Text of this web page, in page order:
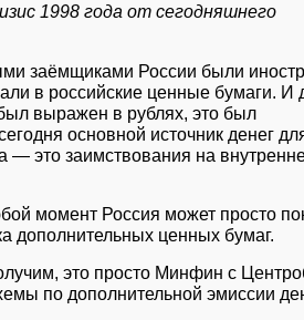
1998 года от сегодняшнего
заёмщиками России были
в российские ценные бумаги. И
выражен в рублях, это был
основной источник денег
— это заимствования на
момент Россия может просто
дополнительных ценных бумаг.
это просто Минфин с
по дополнительной эмиссии